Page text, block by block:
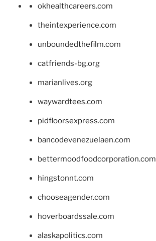
okhealthcareers.com
theintexperience.com
unboundedthefilm.com
catfriends-bg.org
marianlives.org
waywardtees.com
pidfloorsexpress.com
bancodevenezuelaen.com
bettermoodfoodcorporation.com
hingstonnt.com
chooseagender.com
hoverboardssale.com
alaskapolitics.com